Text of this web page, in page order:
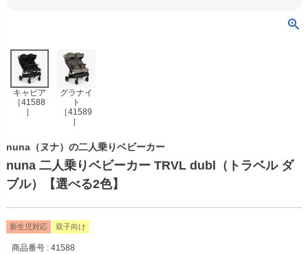
キャビア
［41588
］
グラナイ
ト
［41589
］
nuna（ヌナ）の二人乗りベビーカー
nuna 二人乗りベビーカー TRVL dubl（トラベル ダ
ブル）【選べる2色】
新生児対応 双子向け
商品番号 41588